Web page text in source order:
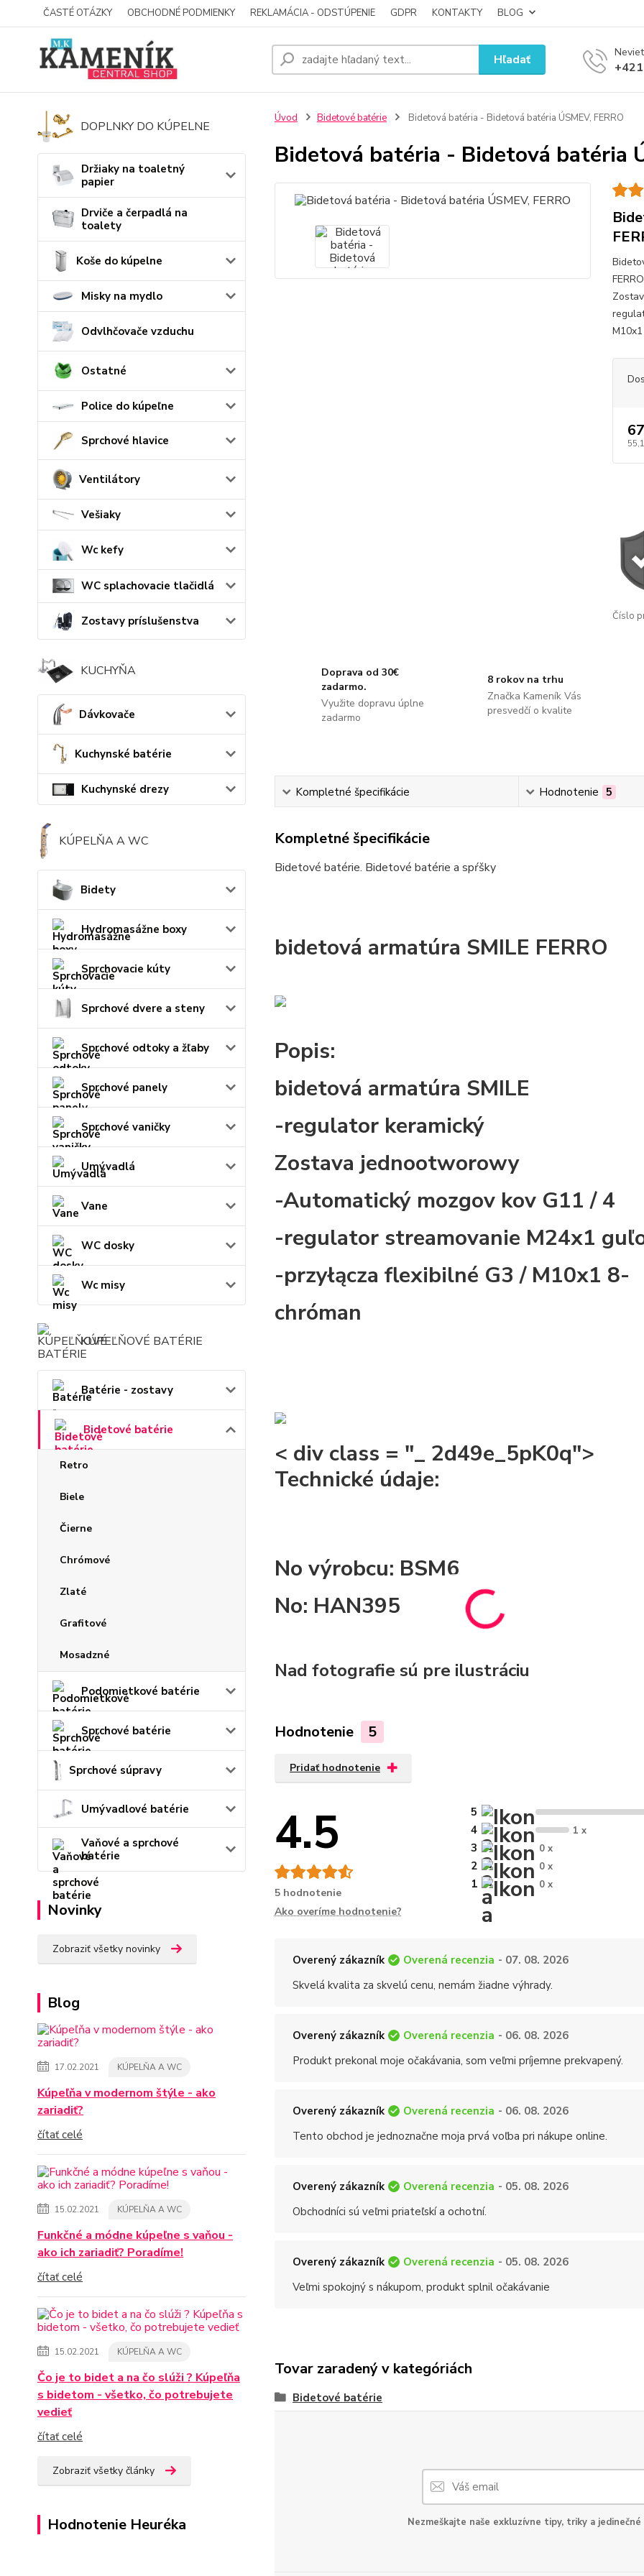
ČASTÉ OTÁZKY OBCHODNÉ PODMIENKY REKLAMÁCIA - ODSTÚPENIE GDPR KONTAKTY BLOG
Hľadať
DOPLNKY DO KÚPELNE
Držiaky na toaletný
papier
Drviče a čerpadlá na
toalety
Koše do kúpelne
Misky na mydlo
Odvlhčovače vzduchu
Ostatné
Police do kúpeľne
Sprchové hlavice
Ventilátory
Vešiaky
Wc kefy
WC splachovacie tlačidlá
Zostavy príslušenstva
KUCHYŇA
Dávkovače
Kuchynské batérie
Kuchynské drezy
KÚPELŇA A WC
Bidety
Hydromasážne boxy
Sprchovacie kúty
Sprchové dvere a steny
Sprchové odtoky a žľaby
Sprchové panely
Sprchové vaničky
Umývadlá
Vane
WC dosky
Wc misy
KÚPEĽŇOVÉ BATÉRIE
Batérie - zostavy
Bidetové batérie
Retro
Biele
Čierne
Chrómové
Zlaté
Grafitové
Mosadzné
Podomietkové batérie
Sprchové batérie
Sprchové súpravy
Umývadlové batérie
Vaňové a sprchové
batérie
Novinky
Zobraziť všetky novinky
Blog
17.02.2021 KÚPELŇA A WC
Kúpeľňa v modernom štýle - ako
zariadiť?
čítať celé
15.02.2021 KÚPELŇA A WC
Funkčné a módne kúpeľne s vaňou -
ako ich zariadiť? Poradíme!
čítať celé
15.02.2021 KÚPELŇA A WC
Čo je to bidet a na čo slúži ? Kúpeľňa
s bidetom - všetko, čo potrebujete
vedieť
čítať celé
Zobraziť všetky články
Hodnotenie Heuréka
Úvod Bidetové batérie Bidetová batéria - Bidetová batéria ÚSMEV, FERRO
Bidetová batéria - Bidetová batéria
Číslo
Doprava od 30€
zadarmo.
Využite dopravu úplne
zadarmo
8 rokov na trhu
Značka Kameník Vás
presvedčí o kvalite
Kompletné špecifikácie Hodnotenie 5
Kompletné špecifikácie
Bidetové batérie. Bidetové batérie a spŕšky
bidetová armatúra SMILE FERRO
Popis:
bidetová armatúra SMILE
-regulator keramický
Zostava jednootworowy
-Automatický mozgov kov G11 / 4
-regulator streamovanie M24x1
-przyłącza flexibilné G3 / M10x1 8-
chróman
< div class = "_ 2d49e_5pK0q">
Technické údaje:
No výrobcu: BSM6
No: HAN395
Nad fotografie sú pre ilustráciu
Hodnotenie 5
Pridať hodnotenie
4.5
5 hodnotenie
5
4
1 x
3 0 x
2 0 x
1 0 x
Ako overíme hodnotenie?
Overený zákazník Overená recenzia - 07. 08. 2026
Skvelá kvalita za skvelú cenu, nemám žiadne výhrady.
Overený zákazník Overená recenzia - 06. 08. 2026
Produkt prekonal moje očakávania, som veľmi príjemne prekvapený.
Overený zákazník Overená recenzia - 06. 08. 2026
Tento obchod je jednoznačne moja prvá voľba pri nákupe online.
Overený zákazník Overená recenzia - 05. 08. 2026
Obchodníci sú veľmi priateľskí a ochotní.
Overený zákazník Overená recenzia - 05. 08. 2026
Veľmi spokojný s nákupom, produkt splnil očakávanie
Tovar zaradený v kategóriách
Bidetové batérie
Nezmeškajte naše exkluzívne tipy, triky a